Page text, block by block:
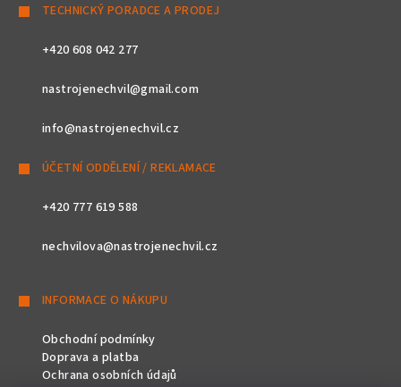
TECHNICKÝ PORADCE A PRODEJ
+420 608 042 277
nastrojenechvil@gmail.com
info@nastrojenechvil.cz
ÚČETNÍ ODDĚLENÍ / REKLAMACE
+420 777 619 588
nechvilova@nastrojenechvil.cz
INFORMACE O NÁKUPU
Obchodní podmínky
Doprava a platba
Ochrana osobních údajů